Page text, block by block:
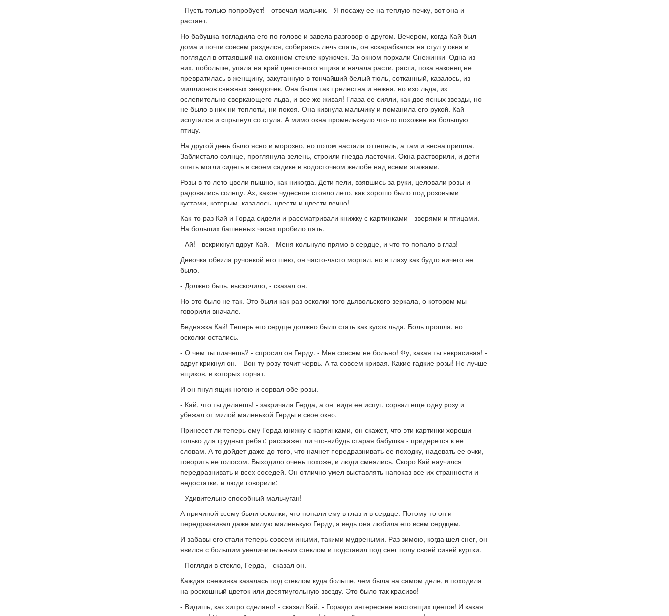
- Пусть только попробует! - отвечал мальчик. - Я посажу ее на теплую печку, вот она и
растает.
Но бабушка погладила его по голове и завела разговор о другом. Вечером, когда Кай был
дома и почти совсем разделся, собираясь лечь спать, он вскарабкался на стул у окна и
поглядел в оттаявший на оконном стекле кружочек. За окном порхали Снежинки. Одна из
них, побольше, упала на край цветочного ящика и начала расти, расти, пока наконец не
превратилась в женщину, закутанную в тончайший белый тюль, сотканный, казалось, из
миллионов снежных звездочек. Она была так прелестна и нежна, но изо льда, из
ослепительно сверкающего льда, и все же живая! Глаза ее сияли, как две ясных звезды, но
не было в них ни теплоты, ни покоя. Она кивнула мальчику и поманила его рукой. Кай
испугался и спрыгнул со стула. А мимо окна промелькнуло что-то похожее на большую
птицу.
На другой день было ясно и морозно, но потом настала оттепель, а там и весна пришла.
Заблистало солнце, проглянула зелень, строили гнезда ласточки. Окна растворили, и дети
опять могли сидеть в своем садике в водосточном желобе над всеми этажами.
Розы в то лето цвели пышно, как никогда. Дети пели, взявшись за руки, целовали розы и
радовались солнцу. Ах, какое чудесное стояло лето, как хорошо было под розовыми
кустами, которым, казалось, цвести и цвести вечно!
Как-то раз Кай и Горда сидели и рассматривали книжку с картинками - зверями и птицами.
На больших башенных часах пробило пять.
- Ай! - вскрикнул вдруг Кай. - Меня кольнуло прямо в сердце, и что-то попало в глаз!
Девочка обвила ручонкой его шею, он часто-часто моргал, но в глазу как будто ничего не
было.
- Должно быть, выскочило, - сказал он.
Но это было не так. Это были как раз осколки того дьявольского зеркала, о котором мы
говорили вначале.
Бедняжка Кай! Теперь его сердце должно было стать как кусок льда. Боль прошла, но
осколки остались.
- О чем ты плачешь? - спросил он Герду. - Мне совсем не больно! Фу, какая ты некрасивая! -
вдруг крикнул он. - Вон ту розу точит червь. А та совсем кривая. Какие гадкие розы! Не лучше
ящиков, в которых торчат.
И он пнул ящик ногою и сорвал обе розы.
- Кай, что ты делаешь! - закричала Герда, а он, видя ее испуг, сорвал еще одну розу и
убежал от милой маленькой Герды в свое окно.
Принесет ли теперь ему Герда книжку с картинками, он скажет, что эти картинки хороши
только для грудных ребят; расскажет ли что-нибудь старая бабушка - придерется к ее
словам. А то дойдет даже до того, что начнет передразнивать ее походку, надевать ее очки,
говорить ее голосом. Выходило очень похоже, и люди смеялись. Скоро Кай научился
передразнивать и всех соседей. Он отлично умел выставлять напоказ все их странности и
недостатки, и люди говорили:
- Удивительно способный мальчуган!
А причиной всему были осколки, что попали ему в глаз и в сердце. Потому-то он и
передразнивал даже милую маленькую Герду, а ведь она любила его всем сердцем.
И забавы его стали теперь совсем иными, такими мудреными. Раз зимою, когда шел снег, он
явился с большим увеличительным стеклом и подставил под снег полу своей синей куртки.
- Погляди в стекло, Герда, - сказал он.
Каждая снежинка казалась под стеклом куда больше, чем была на самом деле, и походила
на роскошный цветок или десятиугольную звезду. Это было так красиво!
- Видишь, как хитро сделано! - сказал Кай. - Гораздо интереснее настоящих цветов! И какая